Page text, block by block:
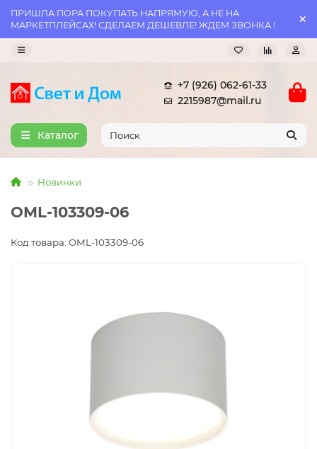
ПРИШЛА ПОРА ПОКУПАТЬ НАПРЯМУЮ, А НЕ НА
МАРКЕТПЛЕЙСАХ! СДЕЛАЕМ ДЕШЕВЛЕ! ЖДЕМ ЗВОНКА !
+7 (926) 062-61-33
2215987@mail.ru
Каталог
Новинки
OML-103309-06
Код товара: OML-103309-06